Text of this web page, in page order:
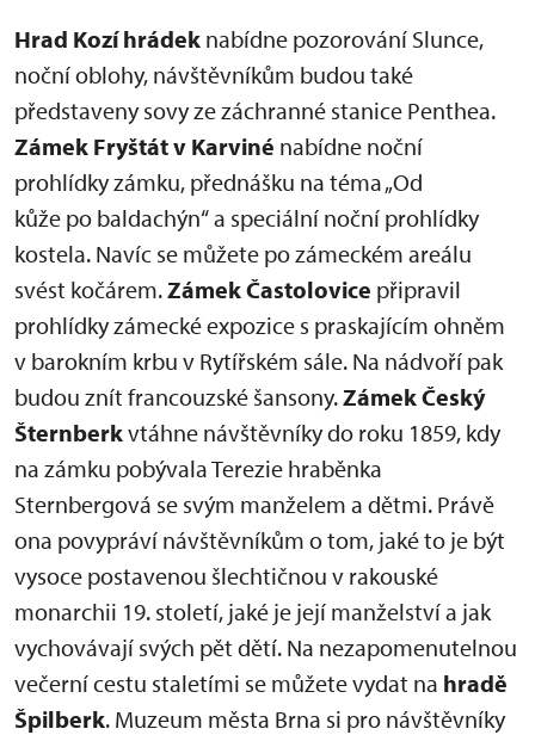
Hrad Kozí hrádek nabídne pozorování Slunce,
noční oblohy, návštěvníkům budou také
představeny sovy ze záchranné stanice Penthea.
Zámek Fryštát v Karviné nabídne noční
prohlídky zámku, přednášku na téma „Od
kůže po baldachýn“ a speciální noční prohlídky
kostela. Navíc se můžete po zámeckém areálu
svést kočárem.Zámek Častolovice připravil
prohlídky zámecké expozice s praskajícím ohněm
v barokním krbu v Rytířském sále. Na nádvoří pak
budou znít francouzské šansony.Zámek Český
Šternberkvtáhne návštěvníky do roku 1859, kdy
na zámku pobývala Terezie hraběnka
Sternbergová se svým manželem a dětmi. Právě
ona povypráví návštěvníkům o tom, jaké to je být
vysoce postavenou šlechtičnou v rakouské
monarchii 19. století, jaké je její manželství a jak
vychovávají svých pět dětí. Na nezapomenutelnou
večerní cestu staletími se můžete vydat na hradě
Špilberk. Muzeum města Brna si pro návštěvníky